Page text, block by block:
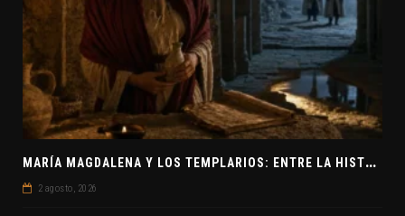
M
ARÍA MAGDALENA Y LOS TEMPLARIOS: ENTRE LA HISTORIA Y EL MISTERIO
2 agosto, 2026